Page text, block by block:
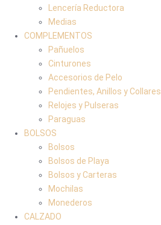
Lencería Reductora
Medias
COMPLEMENTOS
Pañuelos
Cinturones
Accesorios de Pelo
Pendientes, Anillos y Collares
Relojes y Pulseras
Paraguas
BOLSOS
Bolsos
Bolsos de Playa
Bolsos y Carteras
Mochilas
Monederos
CALZADO